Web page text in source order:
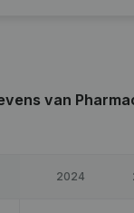
van
2024